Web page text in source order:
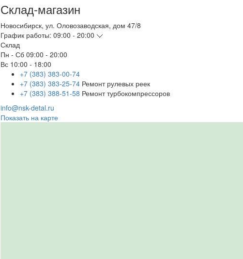
Склад-магазин
Новосибирск, ул. Оловозаводская, дом 47/8
График работы: 09:00 - 20:00
Склад
Пн - Сб 09:00 - 20:00
Вс 10:00 - 18:00
+7 (383) 383-00-74
+7 (383) 383-25-74 Ремонт рулевых реек
+7 (383) 388-51-58 Ремонт турбокомпрессоров
info@nsk-detal.ru
Показать на карте